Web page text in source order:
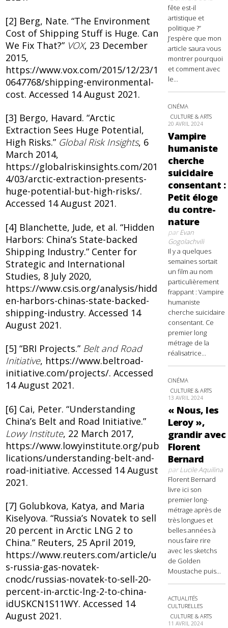
[2] Berg, Nate. “The Environment
Cost of Shipping Stuff is Huge. Can
We Fix That?” VOX, 23 December
2015,
https://www.vox.com/2015/12/23/1
0647768/shipping-environmental-
cost. Accessed 14 August 2021.
[3] Bergo, Havard. “Arctic
Extraction Sees Huge Potential,
High Risks.” Global Risk Insights, 6
March 2014,
https://globalriskinsights.com/201
4/03/arctic-extraction-presents-
huge-potential-but-high-risks/.
Accessed 14 August 2021.
[4] Blanchette, Jude, et al. “Hidden
Harbors: China’s State-backed
Shipping Industry.” Center for
Strategic and International
Studies, 8 July 2020,
https://www.csis.org/analysis/hidd
en-harbors-chinas-state-backed-
shipping-industry. Accessed 14
August 2021.
[5] “BRI Projects.” Belt and Road
Initiative, https://www.beltroad-
initiative.com/projects/. Accessed
14 August 2021.
[6] Cai, Peter. “Understanding
China’s Belt and Road Initiative.”
Lowy Institute, 22 March 2017,
https://www.lowyinstitute.org/pub
lications/understanding-belt-and-
road-initiative. Accessed 14 August
2021.
[7] Golubkova, Katya, and Maria
Kiselyova. “Russia’s Novatek to sell
20 percent in Arctic LNG 2 to
China.” Reuters, 25 April 2019,
https://www.reuters.com/article/u
s-russia-gas-novatek-
cnodc/russias-novatek-to-sell-20-
percent-in-arctic-lng-2-to-china-
idUSKCN1S11WY. Accessed 14
August 2021.
fête est-il
artistique et
politique ?”
J’espère que mon
article saura vous
montrer pourquoi
et comment avec
le...
CINÉMA
CULTURE & ARTS
20 AVRIL 2024
Vampire
humaniste
cherche
suicidaire
consentant :
Petit éloge
du contre-
nature
parEvan
Gogolachvili
Il y a quelques
semaines sortait
un film au nom
particulièrement
frappant : Vampire
humaniste
cherche suicidaire
consentant. Ce
premier long
métrage de la
réalisatrice...
CINÉMA
CULTURE & ARTS
13 AVRIL 2024
« Nous, les
Leroy »,
grandir avec
Florent
Bernard
parLucile Aquilina
Florent Bernard
livre ici son
premier long-
métrage après de
très longues et
belles années à
nous faire rire
avec les sketchs
de Golden
Moustache puis...
ACTUALITÉS
CULTURELLES
CULTURE & ARTS
11 AVRIL 2024